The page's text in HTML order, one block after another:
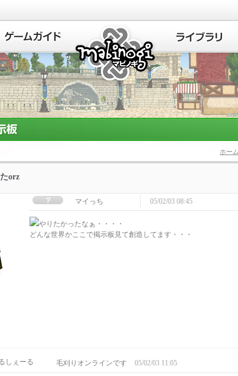
マビノギ
ホーム
orz
マイっち 05/02/03 08:45
やりたかったなぁ・・・・
どんな世界かここで掲示板見て創造してます・・・
しぇーる 毛刈りオンラインです 05/02/03 11:05